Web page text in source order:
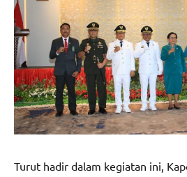
Turut hadir dalam kegiatan ini,